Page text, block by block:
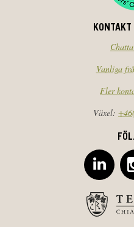
Vanliga
Fler
Växel: